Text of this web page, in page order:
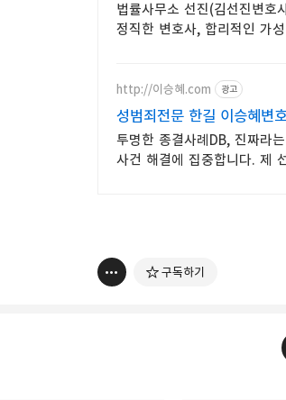
법률사무소 선진(김선진변호
정직한 변호사, 합리적인 가
http://이승혜.com 광고
성범죄전문 한길 이승혜변
투명한 종결사례DB, 진짜라
사건 해결에 집중합니다. 제
구독하기